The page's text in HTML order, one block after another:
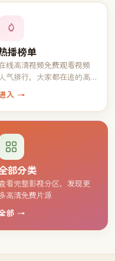
播榜单
线高清视频免费观看视频
人气排行，大家都在追的高
片单
入 →
部分类
看完整影视分区，发现更
高清免费片源
部 →